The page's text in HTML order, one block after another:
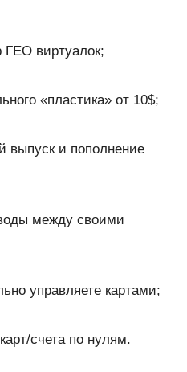
виртуалок;
«пластика» от 10$;
выпуск и пополнение
между своими
управляете картами;
счета по нулям.